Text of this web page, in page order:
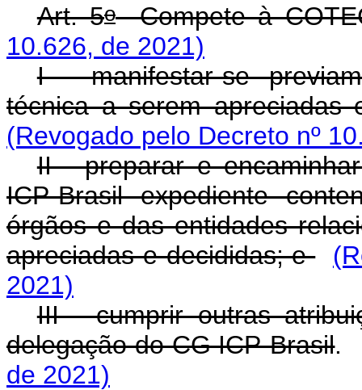
Art. 5oCompete à
10.626, de 2021)
I - manifestar-se
técnica a serem apreciadas
(Revogado pelo Decreto nº
II - preparar e
ICP-Brasil expediente
órgãos e das entidades
apreciadas e decididas; e
2021)
III - cumprir outras
delegação do CG ICP-Brasil
de 2021)